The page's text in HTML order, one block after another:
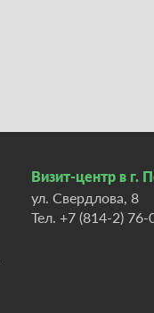
Визит-центр в г.
ул. Свердлова, 8
Тел. +7 (814-2) 76-